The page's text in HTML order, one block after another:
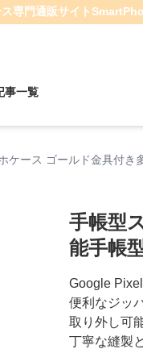
専門通販サイト
事一覧
ケース ゴールド金具付き
手帳型
能手帳
Google
便利なジッ
取り外し可
丁寧な縫製